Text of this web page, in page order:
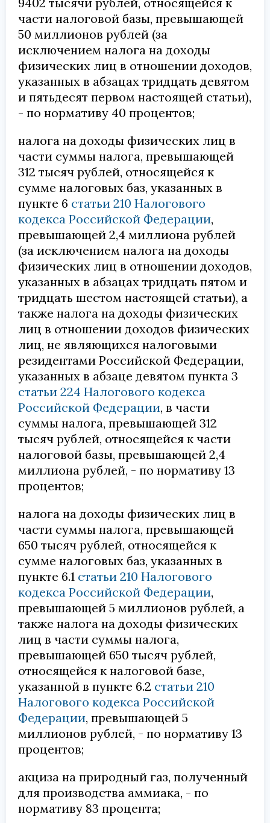
части налоговой базы, превышающей
50 миллионов рублей (за
исключением налога на доходы
физических лиц в отношении доходов,
указанных в абзацах тридцать девятом
и пятьдесят первом настоящей статьи),
- по нормативу 40 процентов;
налога на доходы физических лиц в
части суммы налога, превышающей
312 тысяч рублей, относящейся к
сумме налоговых баз, указанных в
пункте 6 статьи 210 Налогового
кодекса Российской Федерации,
превышающей 2,4 миллиона рублей
(за исключением налога на доходы
физических лиц в отношении доходов,
указанных в абзацах тридцать пятом и
тридцать шестом настоящей статьи), а
также налога на доходы физических
лиц в отношении доходов физических
лиц, не являющихся налоговыми
резидентами Российской Федерации,
указанных в абзаце девятом пункта 3
статьи 224 Налогового кодекса
Российской Федерации, в части
суммы налога, превышающей 312
тысяч рублей, относящейся к части
налоговой базы, превышающей 2,4
миллиона рублей, - по нормативу 13
процентов;
налога на доходы физических лиц в
части суммы налога, превышающей
650 тысяч рублей, относящейся к
сумме налоговых баз, указанных в
пункте 6.1 статьи 210 Налогового
кодекса Российской Федерации,
превышающей 5 миллионов рублей, а
также налога на доходы физических
лиц в части суммы налога,
превышающей 650 тысяч рублей,
относящейся к налоговой базе,
указанной в пункте 6.2 статьи 210
Налогового кодекса Российской
Федерации, превышающей 5
миллионов рублей, - по нормативу 13
процентов;
акциза на природный газ, полученный
для производства аммиака, - по
нормативу 83 процента;